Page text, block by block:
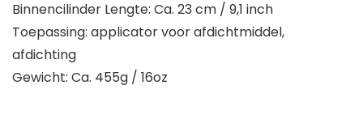
Binnencilinder Lengte: Ca. 23 cm / 9,1 inch
Toepassing: applicator voor afdichtmiddel,
afdichting
Gewicht: Ca. 455g / 16oz